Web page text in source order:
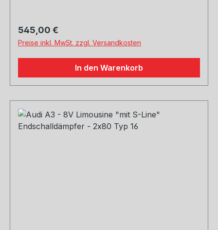
Regulärer Preis:
545,00 €
Preise inkl. MwSt. zzgl. Versandkosten
In den Warenkorb